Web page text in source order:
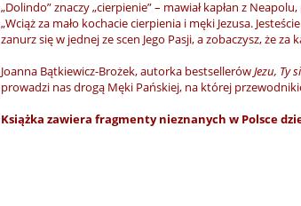
„Dolindo” znaczy „cierpienie” – mawiał kapłan z
„Wciąż za mało kochacie cierpienia i męki Jezusa.
zanurz się w jednej ze scen Jego Pasji, a zobaczysz, że
Joanna Bątkiewicz­-Brożek, autorka bestsellerówJezu, Ty
prowadzi nas drogą Męki Pańskiej, na której
Książka zawiera fragmenty nieznanych w Polsce